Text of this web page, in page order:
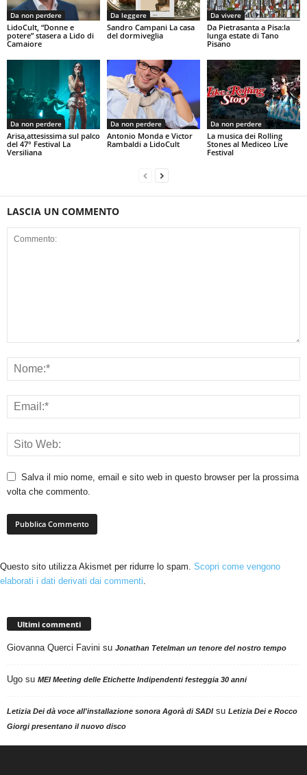
Da non perdere
LidoCult, “Donne e
potere” stasera a Lido di
Camaiore
Da leggere
Sandro Campani La casa
del dormiveglia
Da vivere
Da Pietrasanta a Pisa:la
lunga estate di Tano
Pisano
Da non perdere
Arisa,attesissima sul palco
del 47° Festival La
Versiliana
Da non perdere
Antonio Monda e Victor
Rambaldi a LidoCult
Da non perdere
La musica dei Rolling
Stones al Mediceo Live
Festival
LASCIA UN COMMENTO
Salva il mio nome, email e sito web in questo browser per la prossima
volta che commento.
Questo sito utilizza Akismet per ridurre lo spam. Scopri come vengono
elaborati i dati derivati dai commenti.
Ultimi commenti
Giovanna Querci Favini su Jonathan Tetelman un tenore del nostro tempo
Ugo su MEI Meeting delle Etichette Indipendenti festeggia 30 anni
Letizia Dei dà voce all'installazione sonora Agorà di SADIsu Letizia Dei e Rocco
Giorgi presentano il nuovo disco